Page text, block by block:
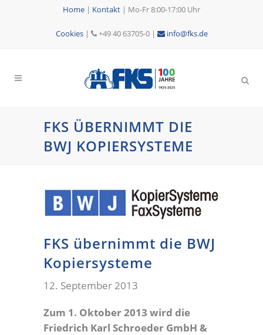
Home | Kontakt | Mo-Fr 8:00-17:00 Uhr
Cookies| +49 40 63705-0 | info@fks.de
FKS ÜBERNIMMT DIE
BWJ KOPIERSYSTEME
FKS übernimmt die BWJ
Kopiersysteme
12. September 2013
Zum 1. Oktober 2013 wird die
Friedrich Karl Schroeder GmbH &